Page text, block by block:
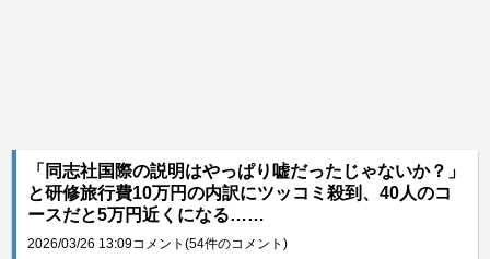
「同志社国際の説明はやっぱり嘘だったじゃないか？」
と研修旅行費10万円の内訳にツッコミ殺到、40人のコ
ースだと5万円近くになる……
2026/03/26 13:09コメント(54件のコメント)